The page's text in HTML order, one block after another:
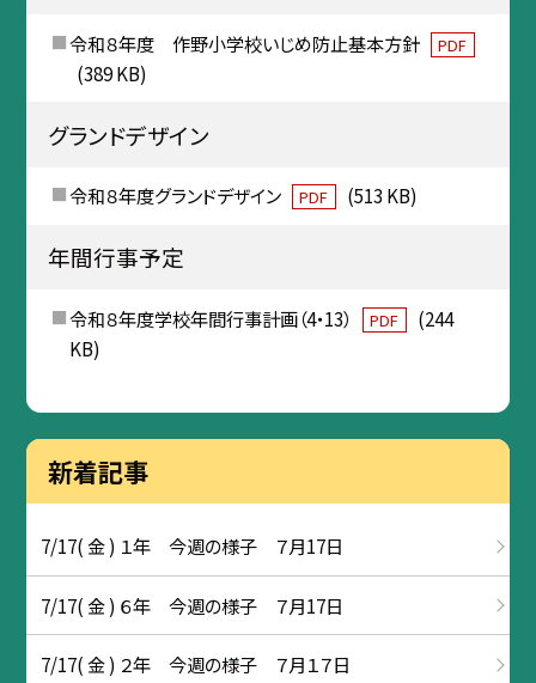
令和８年度 作野小学校いじめ防止基本方針 PDF
(389 KB)
グランドデザイン
令和８年度グランドデザイン PDF (513 KB)
年間行事予定
令和８年度学校年間行事計画（4・13） PDF
(244
KB)
新着記事
7/17( 金 ) １年 今週の様子 ７月17日
7/17( 金 ) ６年 今週の様子 ７月17日
7/17( 金 ) ２年 今週の様子 ７月１７日